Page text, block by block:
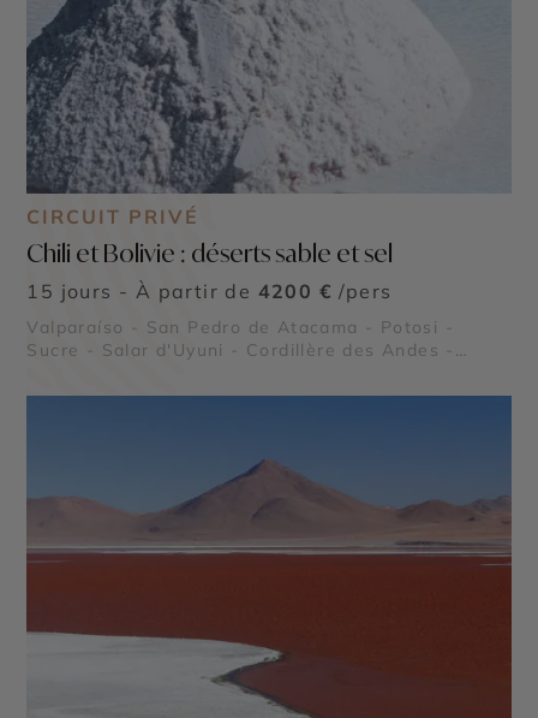
CIRCUIT PRIVÉ
Chili et Bolivie : déserts sable et sel
15 jours - À partir de 4200 € /pers
Valparaíso - San Pedro de Atacama - Potosi -
Sucre - Salar d'Uyuni - Cordillère des Andes -